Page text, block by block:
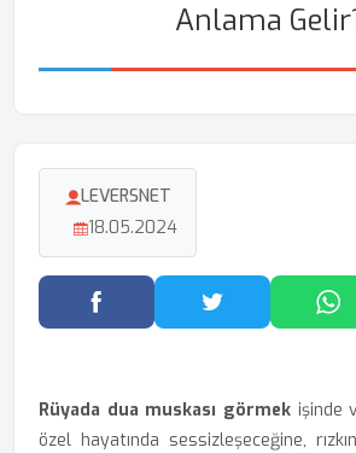
Anlama
LEVERSNET
18.05.2024
Facebook'ta Paylaş
Twitter'da
Rüyada dua muskası görmek işinde
özel hayatında sessizleşeceğine,